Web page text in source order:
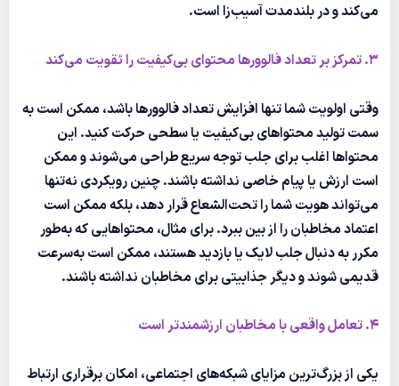
می‌کند و در بلندمدت آسیب‌زا است.
3. تمرکز بر تعداد فالوورها محتوای بی‌کیفیت را تقویت می‌کند
وقتی اولویت شما تنها افزایش تعداد فالوورها باشد، ممکن است به
سمت تولید محتواهای بی‌کیفیت یا سطحی حرکت کنید. این
محتواها اغلب برای جلب توجه سریع طراحی می‌شوند و ممکن
است ارزش یا پیام خاصی نداشته باشند. چنین رویکردی نه‌تنها
می‌تواند هویت شما را تحت‌الشعاع قرار دهد، بلکه ممکن است
اعتماد مخاطبان را از بین ببرد. برای مثال، محتواهایی که به‌طور
مکرر به دنبال جلب لایک یا بازدید هستند، ممکن است به‌سرعت
قدیمی شوند و دیگر جذابیتی برای مخاطبان نداشته باشند.
4. تعامل واقعی با مخاطبان ارزشمندتر است
یکی از بزرگ‌ترین مزایای شبکه‌های اجتماعی، امکان برقراری ارتباط